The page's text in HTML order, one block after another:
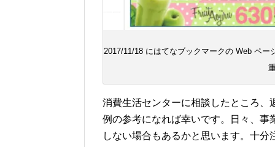
2017/11/18 にはてなブックマークの Web ペ
消費生活センターに相談したところ
例の参考になれば幸いです。日々、
しない場合もあるかと思います。十分